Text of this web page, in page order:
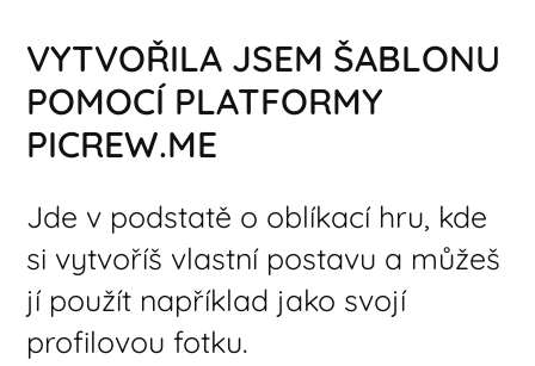
VYTVOŘILA JSEM ŠABLONU
POMOCÍ PLATFORMY
PICREW.ME
Jde v podstatě o oblíkací hru, kde
si vytvoříš vlastní postavu a můžeš
jí použít například jako svojí
profilovou fotku.